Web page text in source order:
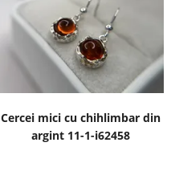
Cercei mici cu chihlimbar din
argint 11-1-i62458